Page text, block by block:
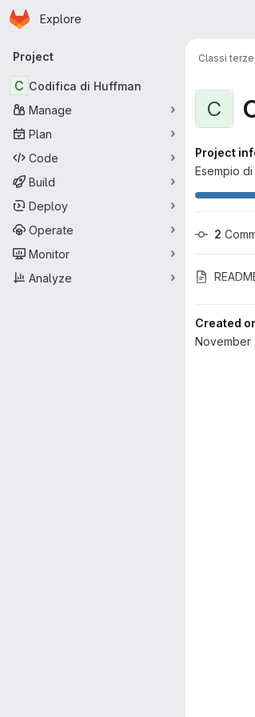
Skip to main content
Homepage
Explore
Primary navigation
Project
C Codifica di Huffman
Manage
Plan
Code
Build
Deploy
Operate
Monitor
Analyze
Classi terze
C
Project
Esempio
2
Created
November